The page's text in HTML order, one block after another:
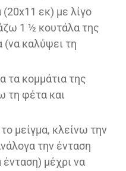
εκ) με λίγο
1 ½ κουτάλα της
(να καλύψει τη
τα κομμάτια της
τη φέτα και
μείγμα, κλείνω την
την ένταση
μέχρι να